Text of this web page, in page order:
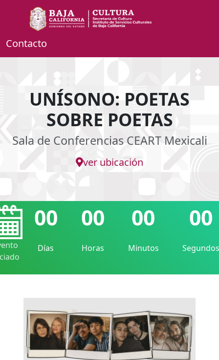
Contacto
UNÍSONO: POETAS
SOBRE POETAS
Sala de Conferencias CEART Mexicali
ver ubicación
00
Días
00
Horas
00
Minutos
00
Segundos